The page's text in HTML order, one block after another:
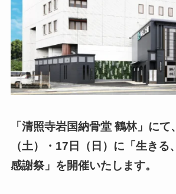
「清照寺岩国納骨堂 鶴林」にて
（土）・17日（日）に「生きる
感謝祭」を開催いたします。